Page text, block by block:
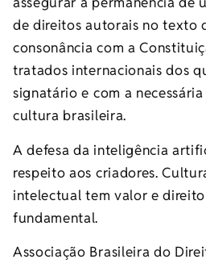
de direitos autorais no texto
consonância com a
tratados internacionais dos
signatário e com a
cultura brasileira.
A defesa da inteligência
respeito aos criadores.
intelectual tem valor e
fundamental.
Associação Brasileira do